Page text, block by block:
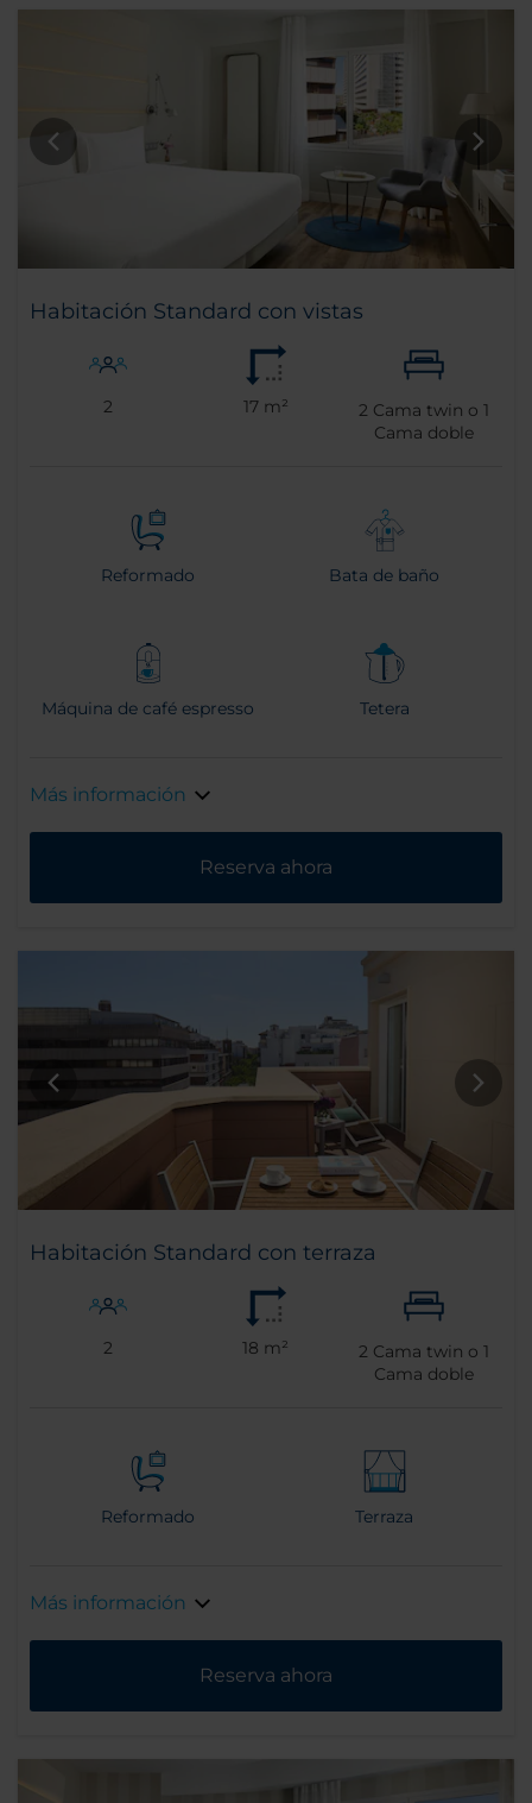
Habitación Standard con vistas
2 17 m² 2 Cama twin o 1
Cama doble
Reformado Bata de baño
Máquina de café espresso Tetera
Más información
Reserva ahora
Habitación Standard con terraza
2 18 m² 2 Cama twin o 1
Cama doble
Reformado Terraza
Más información
Reserva ahora